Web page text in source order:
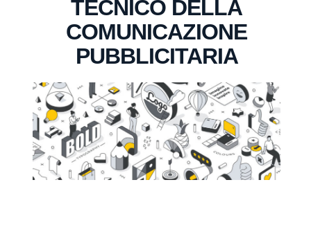
TECNICO DELLA
COMUNICAZIONE
PUBBLICITARIA